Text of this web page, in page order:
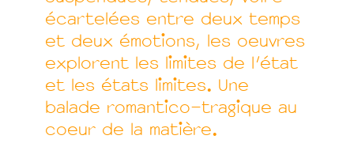
écartelées entre deux temps
et deux émotions, les oeuvres
explorent les limites de l’état
et les états limites. Une
balade romantico-tragique au
coeur de la matière.